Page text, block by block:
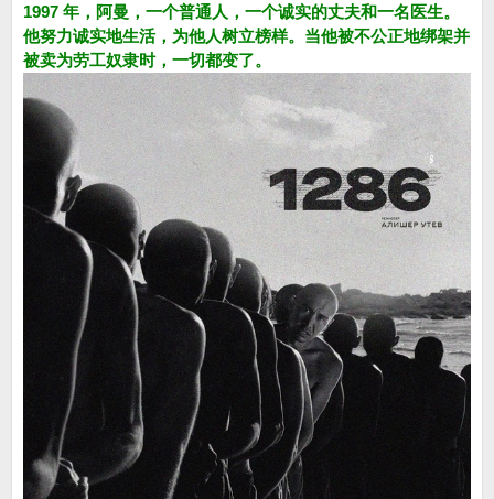
1997 年，阿曼，一个普通人，一个诚实的丈夫和一名医生。
他努力诚实地生活，为他人树立榜样。当他被不公正地绑架并
被卖为劳工奴隶时，一切都变了。